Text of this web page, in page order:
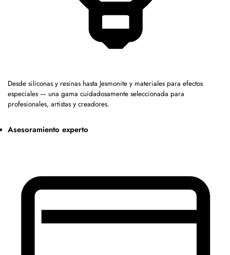
Desde siliconas y resinas hasta Jesmonite y materiales para efectos
especiales — una gama cuidadosamente seleccionada para
profesionales, artistas y creadores.
Asesoramiento experto